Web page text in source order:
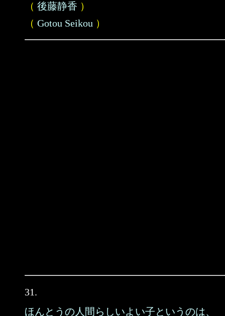
（ 後藤静香 ）
（ Gotou Seikou ）
31.
ほんとうの人間らしいよい子というのは、